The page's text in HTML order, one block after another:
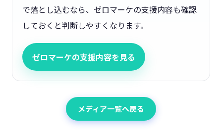
で落とし込むなら、ゼロマーケの支援内容も確認
しておくと判断しやすくなります。
ゼロマーケの支援内容を見る
メディア一覧へ戻る